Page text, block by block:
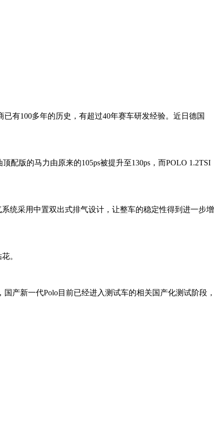
有100多年的历史，有超过40年赛车研发经验。近日德国
版的马力由原来的105ps被提升至130ps，而POLO 1.2TSI
统采用中置双出式排气设计，让整车的稳定性得到进一步增
。
产新一代Polo目前已经进入测试车的相关国产化测试阶段，